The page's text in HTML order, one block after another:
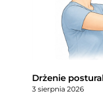
Drżenie
3 sierpnia 2026